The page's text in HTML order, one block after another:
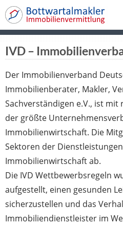
IVD –
Der Immobilienverband
Immobilienberater, Makler,
Sachverständigen e.V., ist
der größte
Immobilienwirtschaft. Die
Sektoren der
Immobilienwirtschaft ab.
Die IVD Wettbewerbsregeln
aufgestellt, einen gesunden
sicherzustellen und das
Immobiliendienstleister im